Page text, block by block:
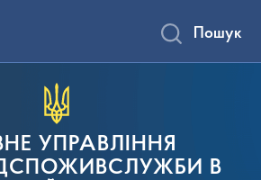
УПРАВЛІННЯ
В
Пошук